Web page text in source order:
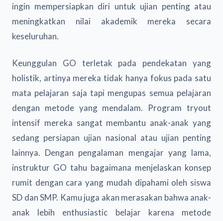
ingin mempersiapkan diri untuk ujian penting atau
meningkatkan nilai akademik mereka secara
keseluruhan.
Keunggulan GO terletak pada pendekatan yang
holistik, artinya mereka tidak hanya fokus pada satu
mata pelajaran saja tapi mengupas semua pelajaran
dengan metode yang mendalam. Program tryout
intensif mereka sangat membantu anak-anak yang
sedang persiapan ujian nasional atau ujian penting
lainnya. Dengan pengalaman mengajar yang lama,
instruktur GO tahu bagaimana menjelaskan konsep
rumit dengan cara yang mudah dipahami oleh siswa
SD dan SMP. Kamu juga akan merasakan bahwa anak-
anak lebih enthusiastic belajar karena metode